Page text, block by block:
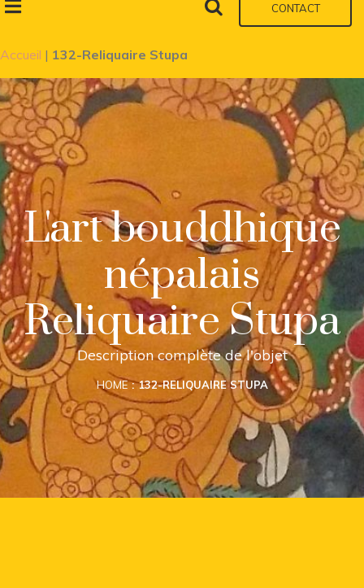
CONTACT
Accueil | 132-Reliquaire Stupa
L'art bouddhique
népalais
Reliquaire Stupa
Description complète de l'objet
HOME 132-RELIQUAIRE STUPA